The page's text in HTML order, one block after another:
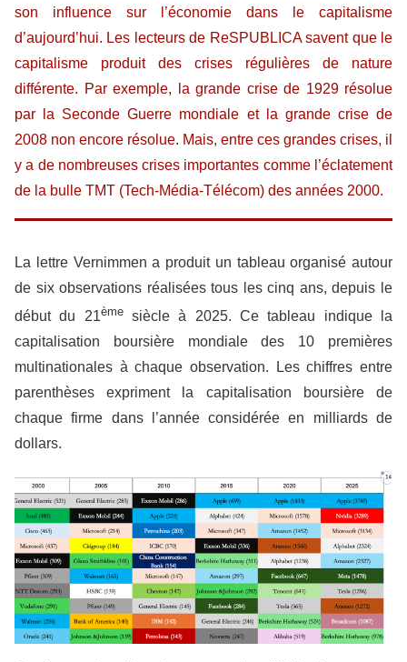
son influence sur l’économie dans le capitalisme
d’aujourd’hui. Les lecteurs de ReSPUBLICA savent que le
capitalisme produit des crises régulières de nature
différente. Par exemple, la grande crise de 1929 résolue
par la Seconde Guerre mondiale et la grande crise de
2008 non encore résolue. Mais, entre ces grandes crises, il
y a de nombreuses crises importantes comme l’éclatement
de la bulle TMT (Tech-Média-Télécom) des années 2000.
La lettre Vernimmen a produit un tableau organisé autour
de six observations réalisées tous les cinq ans, depuis le
début du 21èmesiècle à 2025. Ce tableau indique la
capitalisation boursière mondiale des 10 premières
multinationales à chaque observation. Les chiffres entre
parenthèses expriment la capitalisation boursière de
chaque firme dans l’année considérée en milliards de
dollars.